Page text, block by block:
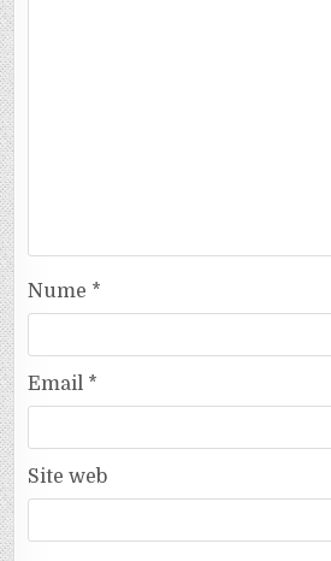
Nume *
Email *
Site web